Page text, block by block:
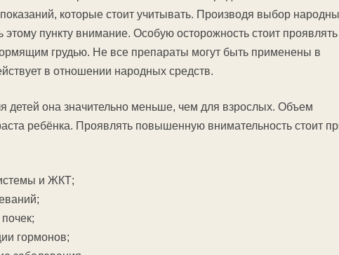
которые стоит учитывать. Производя выбор
пункту внимание. Особую осторожность стоит проявлять
грудью. Не все препараты могут быть применены в
в отношении народных средств.
детей она значительно меньше, чем для взрослых. Объем
ребёнка. Проявлять повышенную внимательность стоит
и ЖКТ;
гормонов;